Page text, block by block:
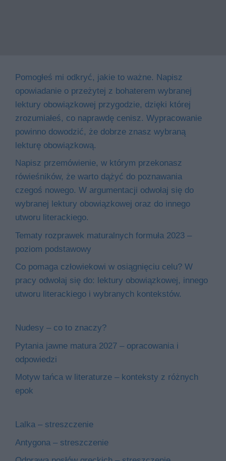
Pomogłeś mi odkryć, jakie to ważne. Napisz
opowiadanie o przeżytej z bohaterem wybranej
lektury obowiązkowej przygodzie, dzięki której
zrozumiałeś, co naprawdę cenisz. Wypracowanie
powinno dowodzić, że dobrze znasz wybraną
lekturę obowiązkową.
Napisz przemówienie, w którym przekonasz
rówieśników, że warto dążyć do poznawania
czegoś nowego. W argumentacji odwołaj się do
wybranej lektury obowiązkowej oraz do innego
utworu literackiego.
Tematy rozprawek maturalnych formuła 2023 –
poziom podstawowy
Co pomaga człowiekowi w osiągnięciu celu? W
pracy odwołaj się do: lektury obowiązkowej, innego
utworu literackiego i wybranych kontekstów.
Nudesy – co to znaczy?
Pytania jawne matura 2027 – opracowania i
odpowiedzi
Motyw tańca w literaturze – konteksty z różnych
epok
Lalka – streszczenie
Antygona – streszczenie